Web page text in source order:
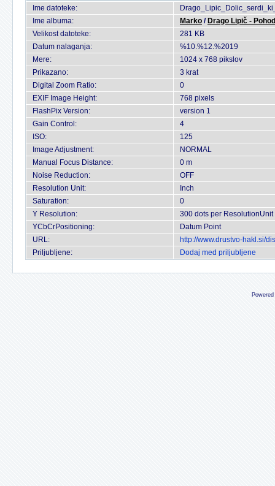
Ime datoteke:
Ime albuma:
Marko / Drago Lipič -
Velikost datoteke:
281 KB
Datum nalaganja:
%10.%12.%2019
Mere:
1024 x 768 pikslov
Prikazano:
3 krat
Digital Zoom Ratio:
0
EXIF Image Height:
768 pixels
FlashPix Version:
version 1
Gain Control:
4
ISO:
125
Image Adjustment:
NORMAL
Manual Focus Distance:
0 m
Noise Reduction:
OFF
Resolution Unit:
Inch
Saturation:
0
Y Resolution:
300 dots per ResolutionUnit
YCbCrPositioning:
Datum Point
URL:
http://www.drustvo-hakl.si/
Priljubljene:
Dodaj med priljubljene